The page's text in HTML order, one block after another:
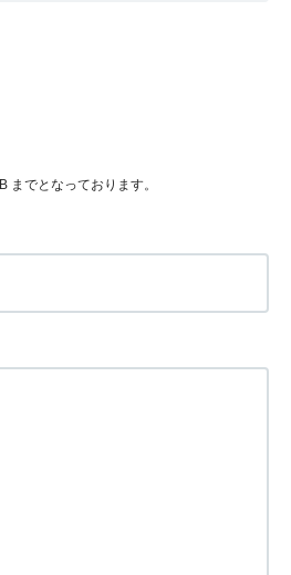
までとなっております。